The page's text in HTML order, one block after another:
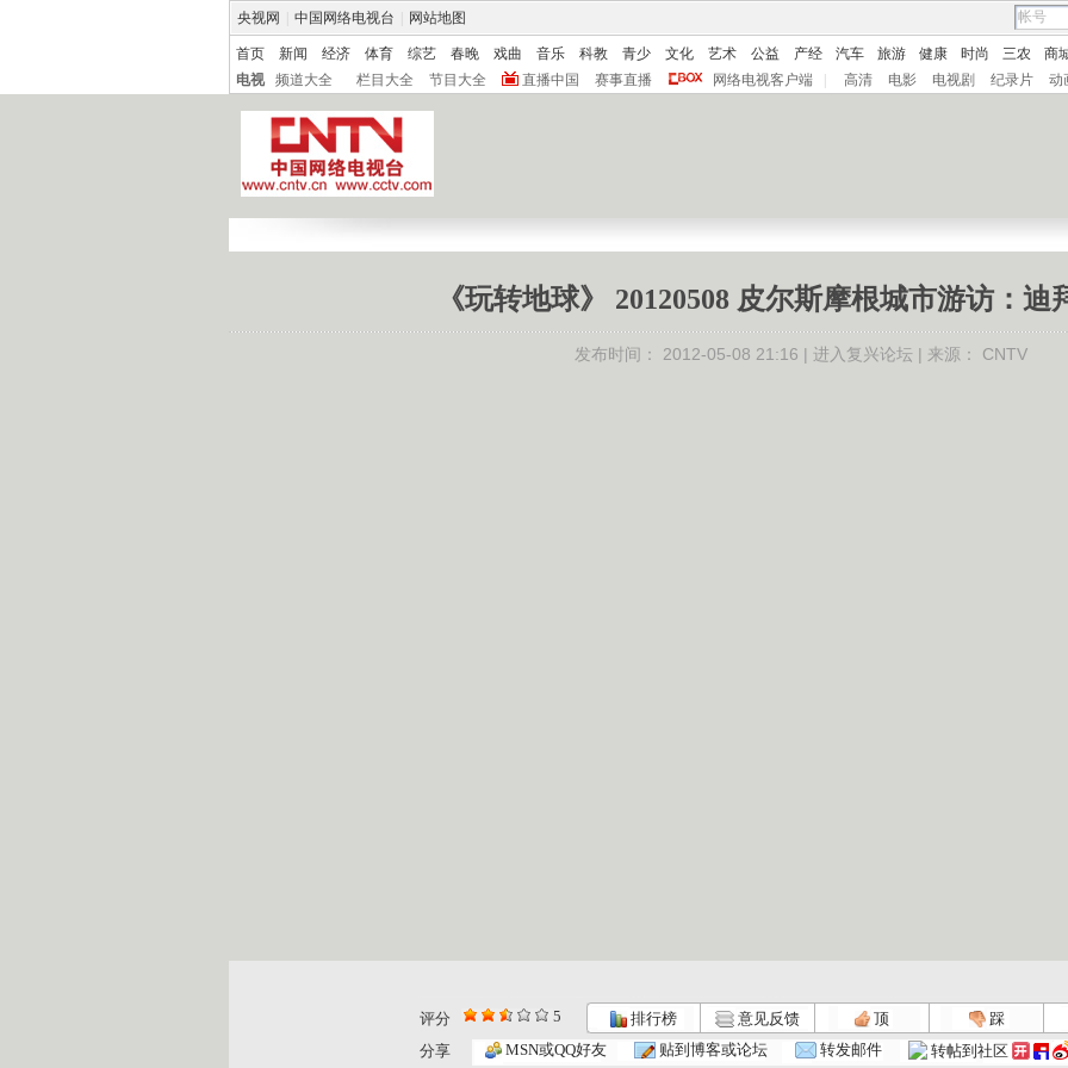
央视网 中国网络电视台 网站地图
首页 新闻 经济 体育 综艺 春晚 戏曲 音乐 科教 青少 文化 艺术 公益 产经 汽车 旅游 健康 时尚 三农
商
电视
频道大全 栏目大全 节目大全 直播中国 赛事直播 网络电视客户端 高清 电影 电视剧 纪录片 动
《玩转地球》 20120508 皮尔斯摩根城市游访：迪
发布时间： 2012-05-08 21:16 | 进入复兴论坛 | 来源： CNTV
评分 5 排行榜 意见反馈 顶
踩
分享
MSN或QQ好友 贴到博客或论坛 转发邮件 转帖到社区